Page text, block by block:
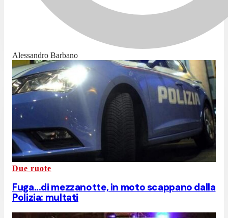
Alessandro Barbano
Due ruote
Fuga...di mezzanotte, in moto scappano dalla
Polizia: multati